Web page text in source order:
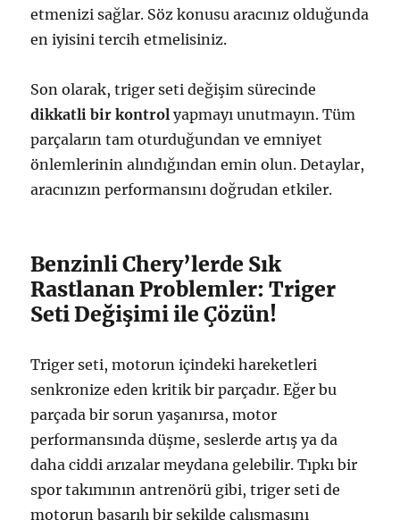
etmenizi sağlar. Söz konusu aracınız olduğunda
en iyisini tercih etmelisiniz.
Son olarak, triger seti değişim sürecinde
dikkatli bir kontrol yapmayı unutmayın. Tüm
parçaların tam oturduğundan ve emniyet
önlemlerinin alındığından emin olun. Detaylar,
aracınızın performansını doğrudan etkiler.
Benzinli Chery’lerde Sık
Rastlanan Problemler: Triger
Seti Değişimi ile Çözün!
Triger seti, motorun içindeki hareketleri
senkronize eden kritik bir parçadır. Eğer bu
parçada bir sorun yaşanırsa, motor
performansında düşme, seslerde artış ya da
daha ciddi arızalar meydana gelebilir. Tıpkı bir
spor takımının antrenörü gibi, triger seti de
motorun başarılı bir şekilde çalışmasını